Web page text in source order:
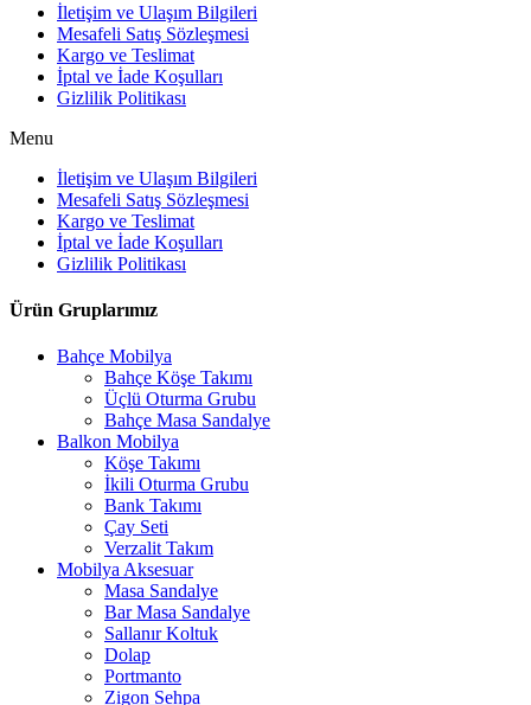
İletişim ve Ulaşım Bilgileri
Mesafeli Satış Sözleşmesi
Kargo ve Teslimat
İptal ve İade Koşulları
Gizlilik Politikası
Menu
İletişim ve Ulaşım Bilgileri
Mesafeli Satış Sözleşmesi
Kargo ve Teslimat
İptal ve İade Koşulları
Gizlilik Politikası
Ürün Gruplarımız
Bahçe Mobilya
Bahçe Köşe Takımı
Üçlü Oturma Grubu
Bahçe Masa Sandalye
Balkon Mobilya
Köşe Takımı
İkili Oturma Grubu
Bank Takımı
Çay Seti
Verzalit Takım
Mobilya Aksesuar
Masa Sandalye
Bar Masa Sandalye
Sallanır Koltuk
Dolap
Portmanto
Zigon Sehpa